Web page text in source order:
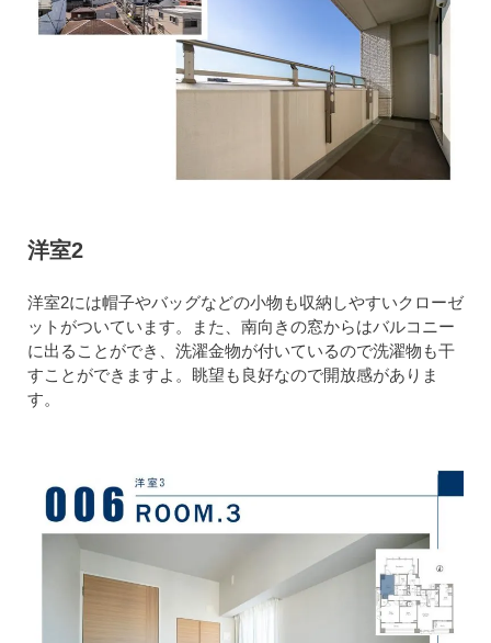
洋室2
洋室2には帽子やバッグなどの小物も収納しやすいクローゼ
ットがついています。また、南向きの窓からはバルコニー
に出ることができ、洗濯金物が付いているので洗濯物も干
すことができますよ。眺望も良好なので開放感がありま
す。